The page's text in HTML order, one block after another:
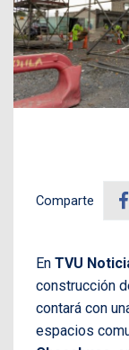
Comparte
En TVU
construcción
contará con
espacios